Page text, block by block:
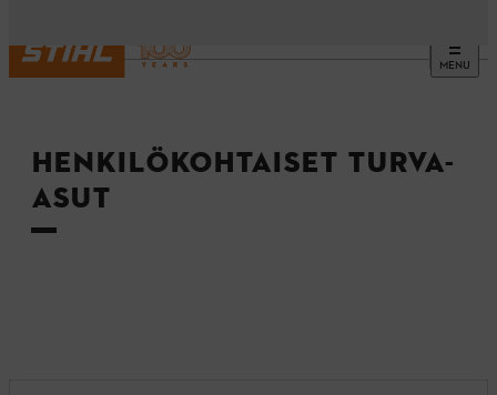
MENU
Etusivu
HENKILÖKOHTAISET TURVA-
ASUT